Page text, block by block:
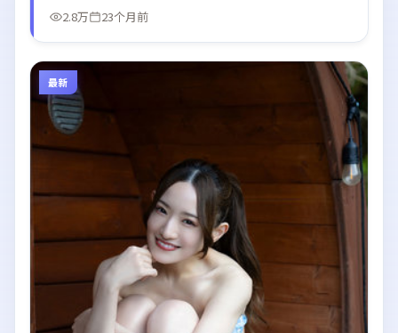
2.8万
23个月前
最新